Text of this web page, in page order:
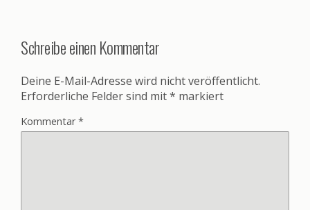
Schreibe einen Kommentar
Deine E-Mail-Adresse wird nicht veröffentlicht.
Erforderliche Felder sind mit* markiert
Kommentar*